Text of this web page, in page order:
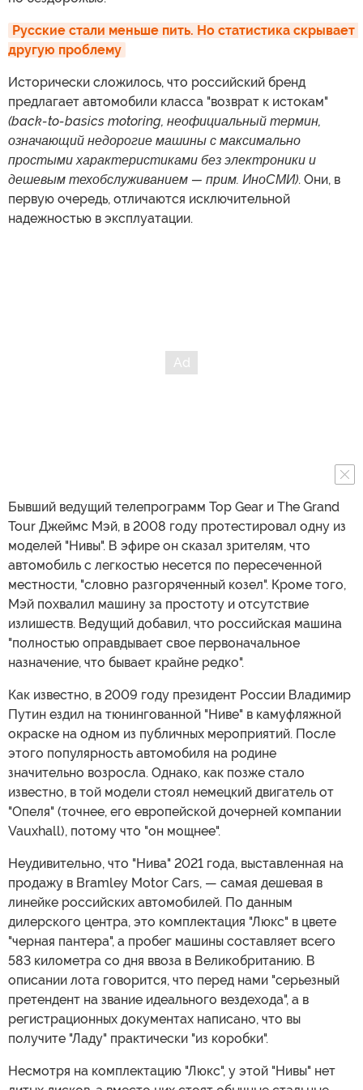
Русские стали меньше пить. Но статистика скрывает
другую проблему
Исторически сложилось, что российский бренд
предлагает автомобили класса "возврат к истокам"
(back-to-basics motoring, неофициальный термин,
означающий недорогие машины с максимально
простыми характеристиками без электроники и
дешевым техобслуживанием — прим. ИноСМИ). Они, в
первую очередь, отличаются исключительной
надежностью в эксплуатации.
Бывший ведущий телепрограмм Top Gear и The Grand
Tour Джеймс Мэй, в 2008 году протестировал одну из
моделей "Нивы". В эфире он сказал зрителям, что
автомобиль с легкостью несется по пересеченной
местности, "словно разгоряченный козел". Кроме того,
Мэй похвалил машину за простоту и отсутствие
излишеств. Ведущий добавил, что российская машина
"полностью оправдывает свое первоначальное
назначение, что бывает крайне редко".
Как известно, в 2009 году президент России Владимир
Путин ездил на тюнингованной "Ниве" в камуфляжной
окраске на одном из публичных мероприятий. После
этого популярность автомобиля на родине
значительно возросла. Однако, как позже стало
известно, в той модели стоял немецкий двигатель от
"Опеля" (точнее, его европейской дочерней компании
Vauxhall), потому что "он мощнее".
Неудивительно, что "Нива" 2021 года, выставленная на
продажу в Bramley Motor Cars, — самая дешевая в
линейке российских автомобилей. По данным
дилерского центра, это комплектация "Люкс" в цвете
"черная пантера", а пробег машины составляет всего
583 километра со дня ввоза в Великобританию. В
описании лота говорится, что перед нами "серьезный
претендент на звание идеального вездехода", а в
регистрационных документах написано, что вы
получите "Ладу" практически "из коробки".
Несмотря на комплектацию "Люкс", у этой "Нивы" нет